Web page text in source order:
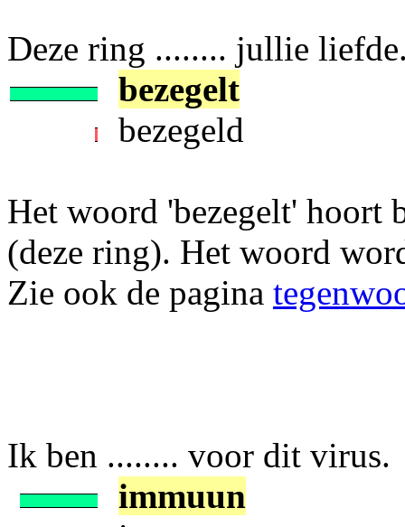
Deze ring ........ jullie
bezegelt
bezegeld
Het woord 'bezegelt' hoort
(deze ring). Het woord
Zie ook de pagina
Ik ben ........ voor dit virus.
immuun